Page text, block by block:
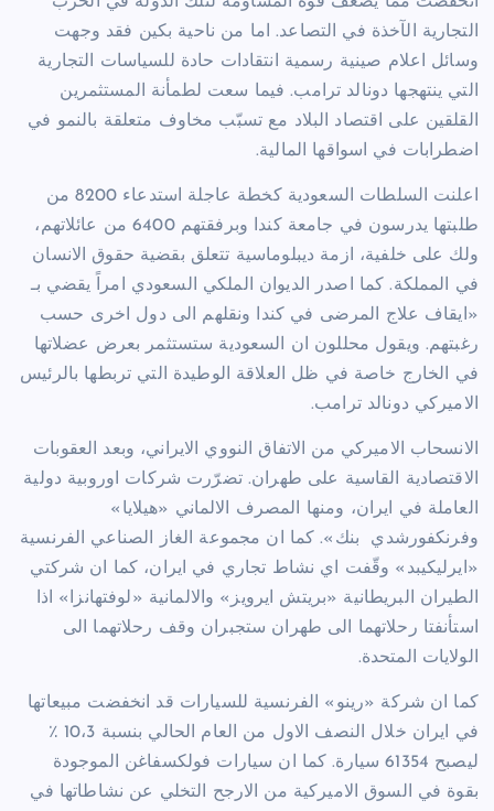
التجارية الآخذة في التصاعد. اما من ناحية بكين فقد وجهت
وسائل اعلام صينية رسمية انتقادات حادة للسياسات التجارية
التي ينتهجها دونالد ترامب. فيما سعت لطمأنة المستثمرين
القلقين على اقتصاد البلاد مع تسبّب مخاوف متعلقة بالنمو في
اضطرابات في اسواقها المالية.
اعلنت السلطات السعودية كخطة عاجلة استدعاء 8200 من
طلبتها يدرسون في جامعة كندا وبرفقتهم 6400 من عائلاتهم،
ولك على خلفية، ازمة ديبلوماسية تتعلق بقضية حقوق الانسان
في المملكة. كما اصدر الديوان الملكي السعودي امراً يقضي بـ
«ايقاف علاج المرضى في كندا ونقلهم الى دول اخرى حسب
رغبتهم. ويقول محللون ان السعودية ستستثمر بعرض عضلاتها
في الخارج خاصة في ظل العلاقة الوطيدة التي تربطها بالرئيس
الاميركي دونالد ترامب.
الانسحاب الاميركي من الاتفاق النووي الايراني، وبعد العقوبات
الاقتصادية القاسية على طهران. تضرّرت شركات اوروبية دولية
العاملة في ايران، ومنها المصرف الالماني «هيلايا»
وفرنكفورشدي
بنك». كما ان مجموعة الغاز الصناعي الفرنسية
«ايرليكيبد» وقّفت اي نشاط تجاري في ايران، كما ان شركتي
الطيران البريطانية «بريتش ايرويز» والالمانية «لوفتهانزا» اذا
استأنفتا رحلاتهما الى طهران ستجبران وقف رحلاتهما الى
الولايات المتحدة.
كما ان شركة «رينو» الفرنسية للسيارات قد انخفضت مبيعاتها
في ايران خلال النصف الاول من العام الحالي بنسبة 10،3 ٪
ليصبح 61354 سيارة. كما ان سيارات فولكسفاغن الموجودة
بقوة في السوق الاميركية من الارجح التخلي عن نشاطاتها في